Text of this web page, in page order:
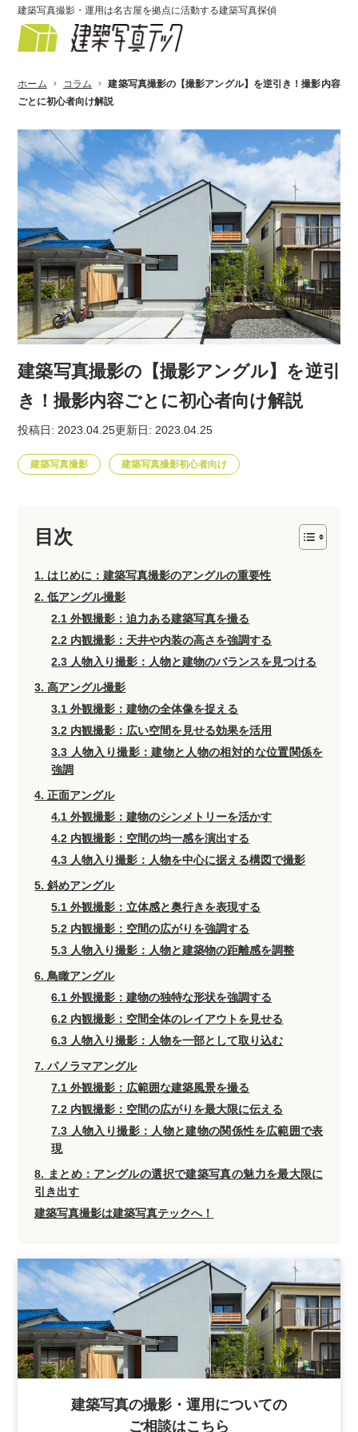
建築写真撮影・運用は名古屋を拠点に活動する建築写真探偵
ホーム コラム
建築写真撮影の【撮影アングル】を逆引き！撮影内容
ごとに初心者向け解説
建築写真撮影の【撮影アングル】を逆引
き！撮影内容ごとに初心者向け解説
投稿日: 2023.04.25更新日: 2023.04.25
建築写真撮影 建築写真撮影初心者向け
目次
1. はじめに：建築写真撮影のアングルの重要性
2. 低アングル撮影
2.1 外観撮影：迫力ある建築写真を撮る
2.2 内観撮影：天井や内装の高さを強調する
2.3 人物入り撮影：人物と建物のバランスを見つける
3. 高アングル撮影
3.1 外観撮影：建物の全体像を捉える
3.2 内観撮影：広い空間を見せる効果を活用
3.3 人物入り撮影：建物と人物の相対的な位置関係を
強調
4. 正面アングル
4.1 外観撮影：建物のシンメトリーを活かす
4.2 内観撮影：空間の均一感を演出する
4.3 人物入り撮影：人物を中心に据える構図で撮影
5. 斜めアングル
5.1 外観撮影：立体感と奥行きを表現する
5.2 内観撮影：空間の広がりを強調する
5.3 人物入り撮影：人物と建築物の距離感を調整
6. 鳥瞰アングル
6.1 外観撮影：建物の独特な形状を強調する
6.2 内観撮影：空間全体のレイアウトを見せる
6.3 人物入り撮影：人物を一部として取り込む
7. パノラマアングル
7.1 外観撮影：広範囲な建築風景を撮る
7.2 内観撮影：空間の広がりを最大限に伝える
7.3 人物入り撮影：人物と建物の関係性を広範囲で表
現
8. まとめ：アングルの選択で建築写真の魅力を最大限に
引き出す
建築写真撮影は建築写真テックへ！
建築写真の撮影・運用についての
ご相談はこちら